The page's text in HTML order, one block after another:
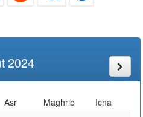
2024
Asr Maghrib
Icha